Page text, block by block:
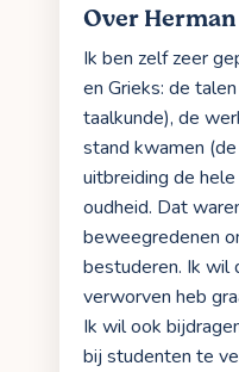
Over Herman
Ik ben zelf zeer
en Grieks: de
taalkunde), de
stand kwamen
uitbreiding de
oudheid. Dat
beweegredenen
bestuderen. Ik wil
verworven heb
Ik wil ook
bij studenten te